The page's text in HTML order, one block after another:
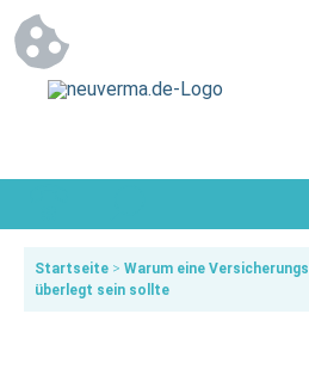
Startseite > Warum eine
überlegt sein sollte